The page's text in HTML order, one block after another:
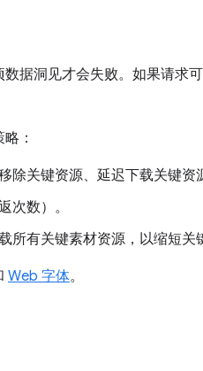
据洞见才会失败。如果请求
：
关键资源、延迟下载关键资
次数）。
有关键素材资源，以缩短关
Web 字体。